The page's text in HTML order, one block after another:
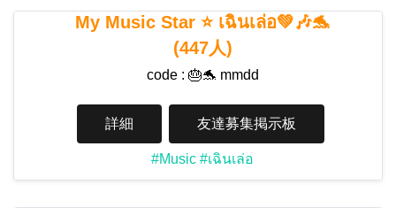
My Music Star ⭐️ เฉินเล่อ💚🎶🐬
(447人)
code : 🎂🐬 mmdd
詳細 友達募集掲示板
#Music #เฉินเล่อ